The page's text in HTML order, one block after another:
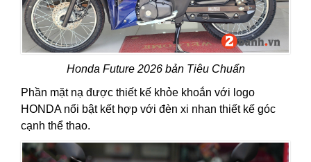
Honda Future 2026 bản Tiêu Chuẩn
Phần mặt nạ được thiết kế khỏe khoắn với logo
HONDA nổi bật kết hợp với đèn xi nhan thiết kế góc
cạnh thể thao.